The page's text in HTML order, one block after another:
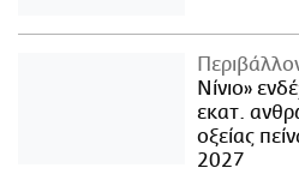
Νίνιο»
εκατ.
οξείας
2027